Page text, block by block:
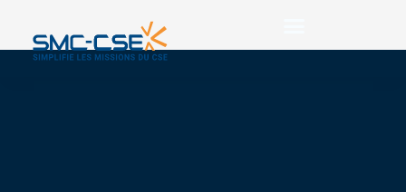
contenu